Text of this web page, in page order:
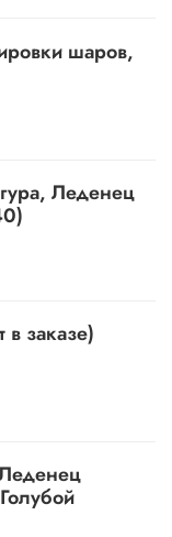
шаров,
Леденец
в заказе)